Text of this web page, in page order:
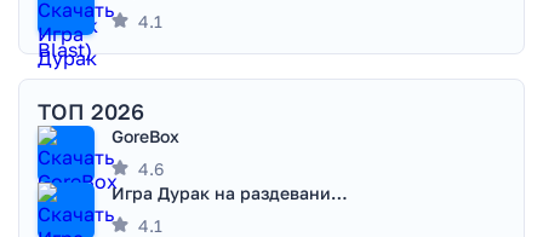
4.1
ТОП 2026
GoreBox
4.6
Игра Дурак на раздевание - Правила игры
4.1